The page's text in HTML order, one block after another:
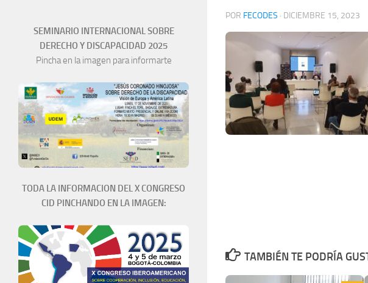
POR FECODES · DICIEMBRE 15, 2023
TAMBIÉN TE PODRÍA
SEMINARIO INTERNACIONAL SOBRE
DERECHO Y DISCAPACIDAD 2025
Pincha en la imagen para informarte
TODA LA INFORMACION DEL X CONGRESO
CID PINCHANDO EN LA IMAGEN: